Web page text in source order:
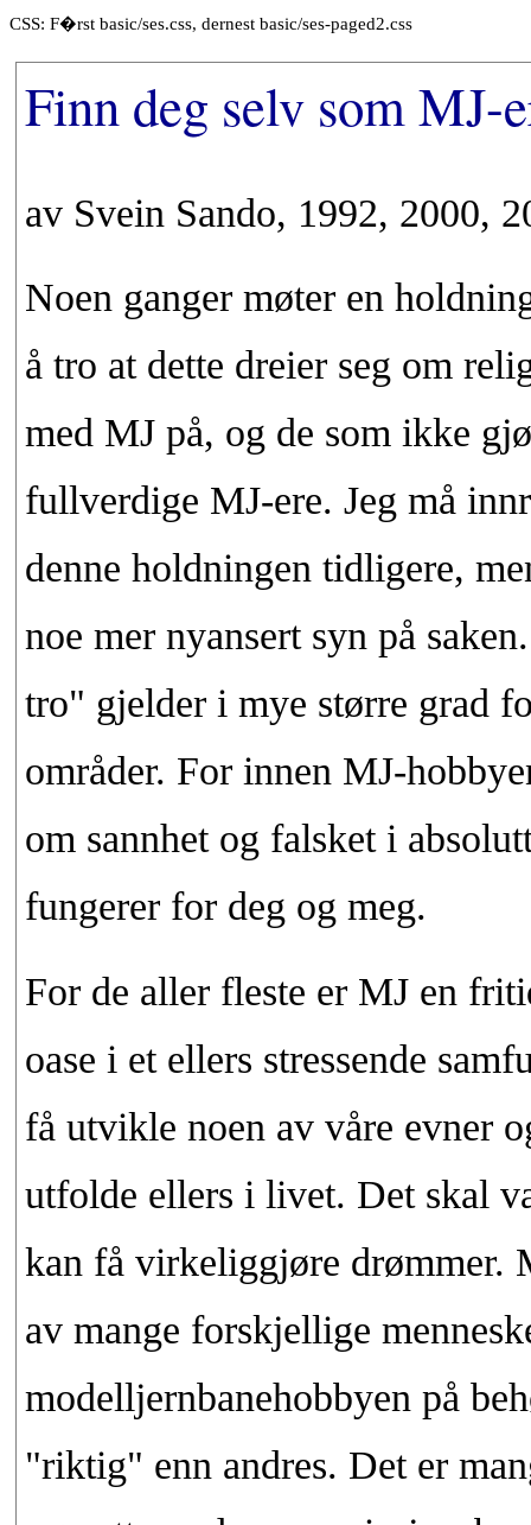
CSS: F�rst basic/ses.css, dernest basic/ses-paged2.css
Finn deg selv som MJ-
av Svein Sando, 1992, 2000,
Noen ganger møter en
å tro at dette dreier seg om
med MJ på, og de som ikke
fullverdige MJ-ere. Jeg må
denne holdningen tidligere,
noe mer nyansert syn på
tro" gjelder i mye større grad
områder. For innen MJ-
om sannhet og falsket i
fungerer for deg og meg.
For de aller fleste er MJ en
oase i et ellers stressende
få utvikle noen av våre evner
utfolde ellers i livet. Det skal
kan få virkeliggjøre drømmer.
av mange forskjellige
modelljernbanehobbyen på
"riktig" enn andres. Det er